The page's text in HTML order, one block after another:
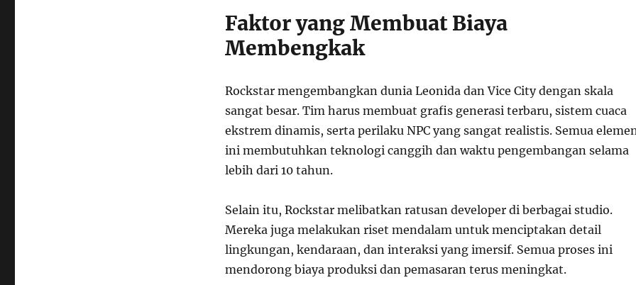
Faktor yang Membuat Biaya
Membengkak
Rockstar mengembangkan dunia Leonida dan Vice City dengan skala
sangat besar. Tim harus membuat grafis generasi terbaru, sistem cuaca
ekstrem dinamis, serta perilaku NPC yang sangat realistis. Semua
ini membutuhkan teknologi canggih dan waktu pengembangan selama
lebih dari 10 tahun.
Selain itu, Rockstar melibatkan ratusan developer di berbagai studio.
Mereka juga melakukan riset mendalam untuk menciptakan detail
lingkungan, kendaraan, dan interaksi yang imersif. Semua proses ini
mendorong biaya produksi dan pemasaran terus meningkat.